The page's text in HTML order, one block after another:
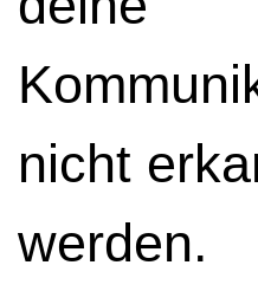
nicht
werden.